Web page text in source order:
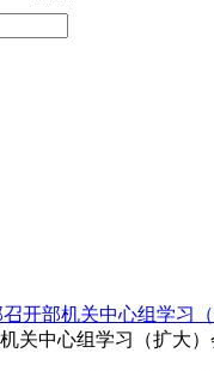
开部机关中心组学习
关中心组学习（扩大）